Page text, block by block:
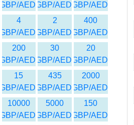
GBP/AED
GBP/AED
GBP/AED
400
GBP/AED
2
GBP/AED
4
GBP/AED
20
GBP/AED
30
GBP/AED
200
GBP/AED
2000
GBP/AED
435
GBP/AED
15
GBP/AED
150
GBP/AED
5000
GBP/AED
10000
GBP/AED